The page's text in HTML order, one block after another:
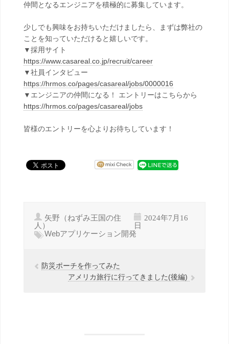
仲間となるエンジニアを積極的に募集しています。
少しでも興味をお持ちいただけましたら、まずは弊社の
ことを知っていただけると嬉しいです。
▼採用サイト
https://www.casareal.co.jp/recruit/career
▼社員インタビュー
https://hrmos.co/pages/casareal/jobs/0000016
▼エンジニアの仲間になる！ エントリーはこちらから
https://hrmos.co/pages/casareal/jobs
皆様のエントリーを心よりお待ちしています！
矢野（ねずみ王国の住
人）
2024年7月16
日
Webアプリケーション開発
防災ポーチを作ってみた
アメリカ旅行に行ってきました(後編)